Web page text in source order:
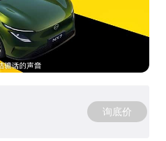
询底价